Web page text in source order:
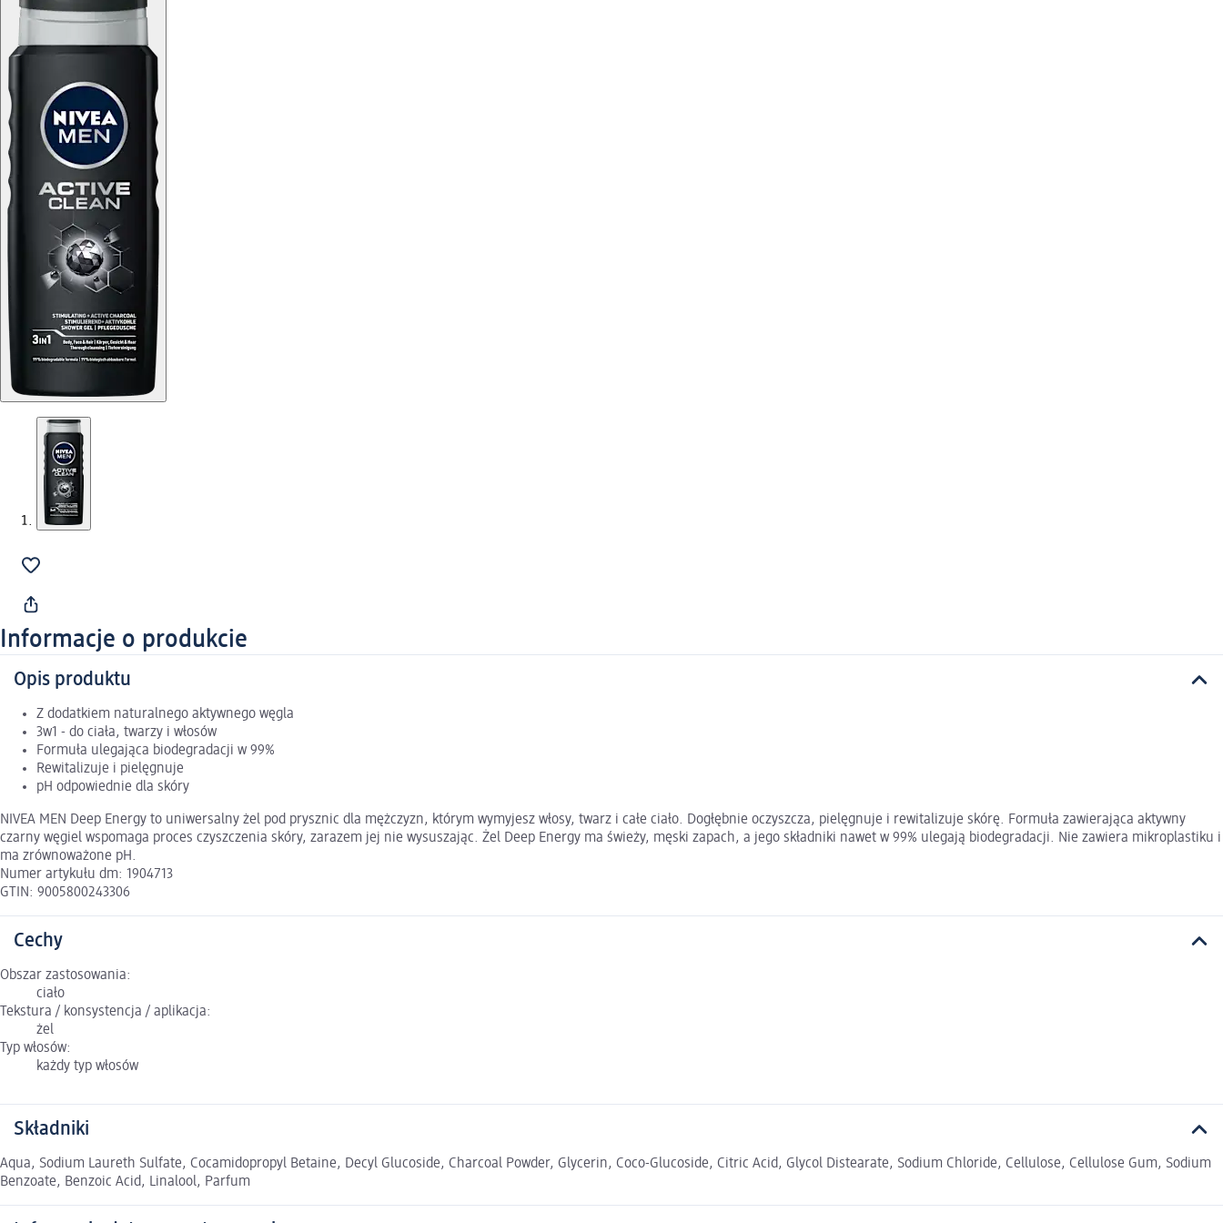
Informacje o produkcie
Opis produktu
Z dodatkiem naturalnego aktywnego węgla
3w1 - do ciała, twarzy i włosów
Formuła ulegająca biodegradacji w 99%
Rewitalizuje i pielęgnuje
pH odpowiednie dla skóry
NIVEA MEN Deep Energy to uniwersalny żel pod prysznic dla mężczyzn, którym wymyjesz włosy, twarz i całe ciało. Dogłębnie oczyszcza, pielęgnuje i rewitalizuje skórę. Formuła zawierająca aktywny
czarny węgiel wspomaga proces czyszczenia skóry, zarazem jej nie wysuszając. Żel Deep Energy ma świeży, męski zapach, a jego składniki nawet w 99% ulegają biodegradacji. Nie zawiera mikroplastiku i
ma zrównoważone pH.
Numer artykułu dm: 1904713
GTIN: 9005800243306
Cechy
Obszar zastosowania:
ciało
Tekstura / konsystencja / aplikacja:
żel
Typ włosów:
każdy typ włosów
Składniki
Aqua, Sodium Laureth Sulfate, Cocamidopropyl Betaine, Decyl Glucoside, Charcoal Powder, Glycerin, Coco-Glucoside, Citric Acid, Glycol Distearate, Sodium Chloride, Cellulose, Cellulose Gum, Sodium
Benzoate, Benzoic Acid, Linalool, Parfum